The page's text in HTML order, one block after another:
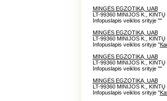
MINGĖS EGZOTIKA, UAB
LT-99360 MINIJOS K.,
Infopuslapis veiklos srityje ""
MINGĖS EGZOTIKA, UAB
LT-99360 MINIJOS K.,
Infopuslapis veiklos srityje "
MINGĖS EGZOTIKA, UAB
LT-99360 MINIJOS K.,
Infopuslapis veiklos srityje ""
MINGĖS EGZOTIKA, UAB
LT-99360 MINIJOS K.,
Infopuslapis veiklos srityje "